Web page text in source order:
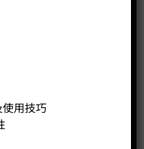
用技巧